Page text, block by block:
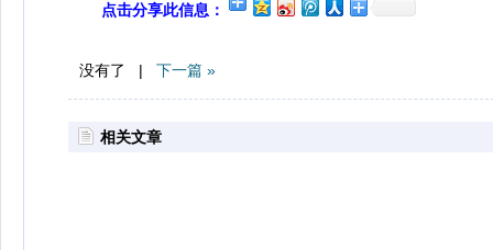
点击分享此信息：
没有了 | 下一篇 »
相关文章